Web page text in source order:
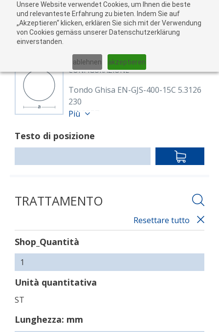
Unsere Website verwendet Cookies, um Ihnen die beste
und relevanteste Erfahrung zu bieten. Indem Sie auf
„Akzeptieren“ klicken, erklären Sie sich mit der Verwendung
von Cookies gemäss unserer Datenschutzerklärung
einverstanden.
ablehnen akzeptieren
01 02
CONFIGURAZIONE
Tondo Ghisa EN-GJS-400-15C 5.3126
230
8610557
EN-GJS-400-15C
roh
Più
Testo di posizione
IN
TRATTAMENTO
Resettare tutto
Shop_Quantità
Unità quantitativa
ST
Lunghezza: mm